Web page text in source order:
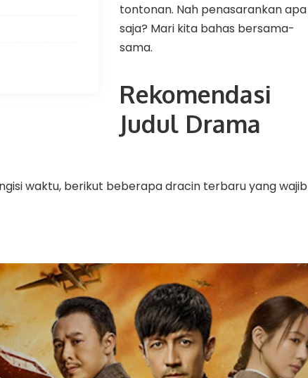
tontonan. Nah penasarankan apa
saja? Mari kita bahas bersama-
sama.
Rekomendasi
Judul Drama
waktu, berikut beberapa dracin terbaru yang wajib